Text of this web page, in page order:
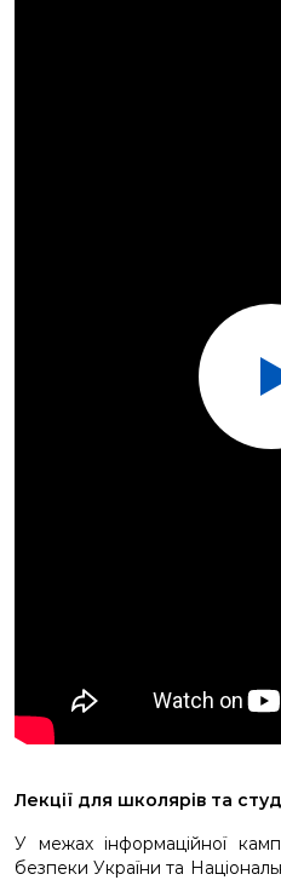
Лекції для школярів та
У межах інформаційної
безпеки України та